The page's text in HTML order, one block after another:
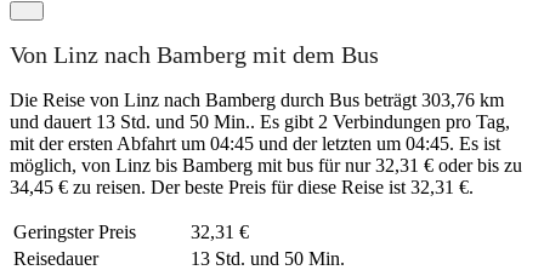
Von Linz nach Bamberg mit dem Bus
Die Reise von Linz nach Bamberg durch Bus beträgt 303,76 km
und dauert 13 Std. und 50 Min.. Es gibt 2 Verbindungen pro Tag,
mit der ersten Abfahrt um 04:45 und der letzten um 04:45. Es ist
möglich, von Linz bis Bamberg mit bus für nur 32,31 € oder bis zu
34,45 € zu reisen. Der beste Preis für diese Reise ist 32,31 €.
Geringster Preis
32,31 €
Reisedauer
13 Std. und 50 Min.